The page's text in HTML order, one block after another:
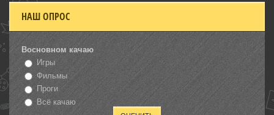
НАШ ОПРОС
Восновном качаю
Игры
Фильмы
Проги
Всё качаю